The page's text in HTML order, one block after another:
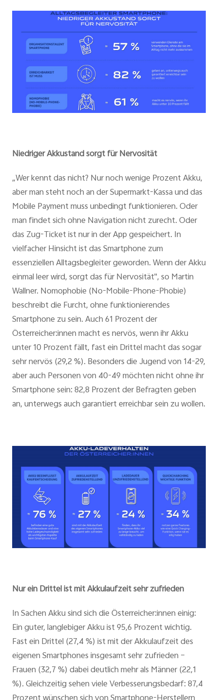
Niedriger Akkustand sorgt für Nervosität
„Wer kennt das nicht? Nur noch wenige Prozent Akku,
aber man steht noch an der Supermarkt-Kassa und das
Mobile Payment muss unbedingt funktionieren. Oder
man findet sich ohne Navigation nicht zurecht. Oder
das Zug-Ticket ist nur in der App gespeichert. In
vielfacher Hinsicht ist das Smartphone zum
essenziellen Alltagsbegleiter geworden. Wenn der Akku
einmal leer wird, sorgt das für Nervosität", so Martin
Wallner. Nomophobie (No-Mobile-Phone-Phobie)
beschreibt die Furcht, ohne funktionierendes
Smartphone zu sein. Auch 61 Prozent der
Österreicher:innen macht es nervös, wenn ihr Akku
unter 10 Prozent fällt, fast ein Drittel macht das sogar
sehr nervös (29,2 %). Besonders die Jugend von 14-29,
aber auch Personen von 40-49 möchten nicht ohne ihr
Smartphone sein: 82,8 Prozent der Befragten geben
an, unterwegs auch garantiert erreichbar sein zu wollen.
Nur ein Drittel ist mit Akkulaufzeit sehr zufrieden
In Sachen Akku sind sich die Österreicher:innen einig:
Ein guter, langlebiger Akku ist 95,6 Prozent wichtig.
Fast ein Drittel (27,4 %) ist mit der Akkulaufzeit des
eigenen Smartphones insgesamt sehr zufrieden –
Frauen (32,7 %) dabei deutlich mehr als Männer (22,1
%). Gleichzeitig sehen viele Verbesserungsbedarf: 87,4